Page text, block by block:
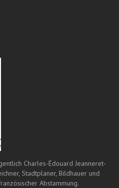
Charles-Édouard Jeanneret-
Stadtplaner, Bildhauer und
Abstammung.